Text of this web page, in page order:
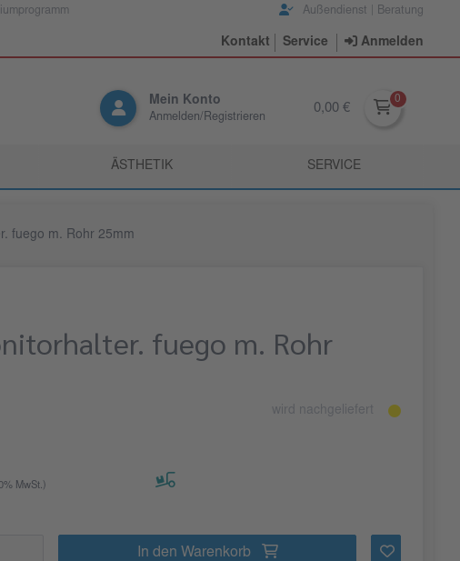
Außendienst | Beratung
Kontakt Service Anmelden
Mein Konto
Anmelden/Registrieren
0,00 €
ÄSTHETIK SERVICE
fuego m. Rohr 25mm
fuego m. Rohr
wird nachgeliefert
MwSt.)
In den Warenkorb